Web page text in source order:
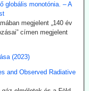
Soros-alapítvány és a
Business Council for
a klímavészhelyzet
tilalmát, a személyes
tüzelőanyagok
további energiaügyi
került sor, az az ún.
azaz az információk
globális monotónia. – A
megjelent „140 év
címen megjelent
(2023)
and Observed Radiative